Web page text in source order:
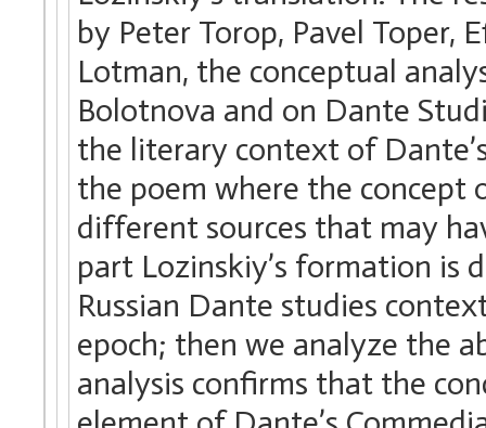
by Peter Torop, Pavel Toper,
Lotman, the conceptual
Bolotnova and on Dante
the literary context of
the poem where the concept
different sources that may
part Lozinskiy’s formation is
Russian Dante studies
epoch; then we analyze the
analysis confirms that the